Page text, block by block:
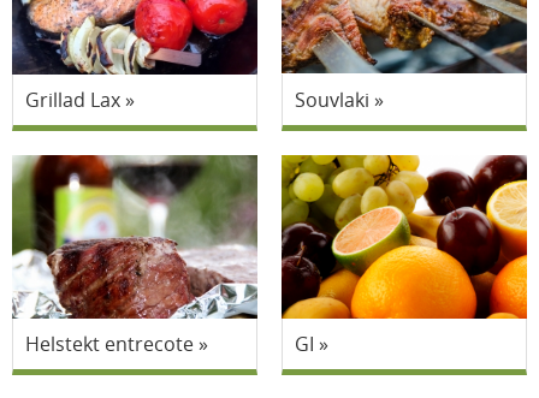
Grillad Lax Souvlaki
Helstekt entrecote GI